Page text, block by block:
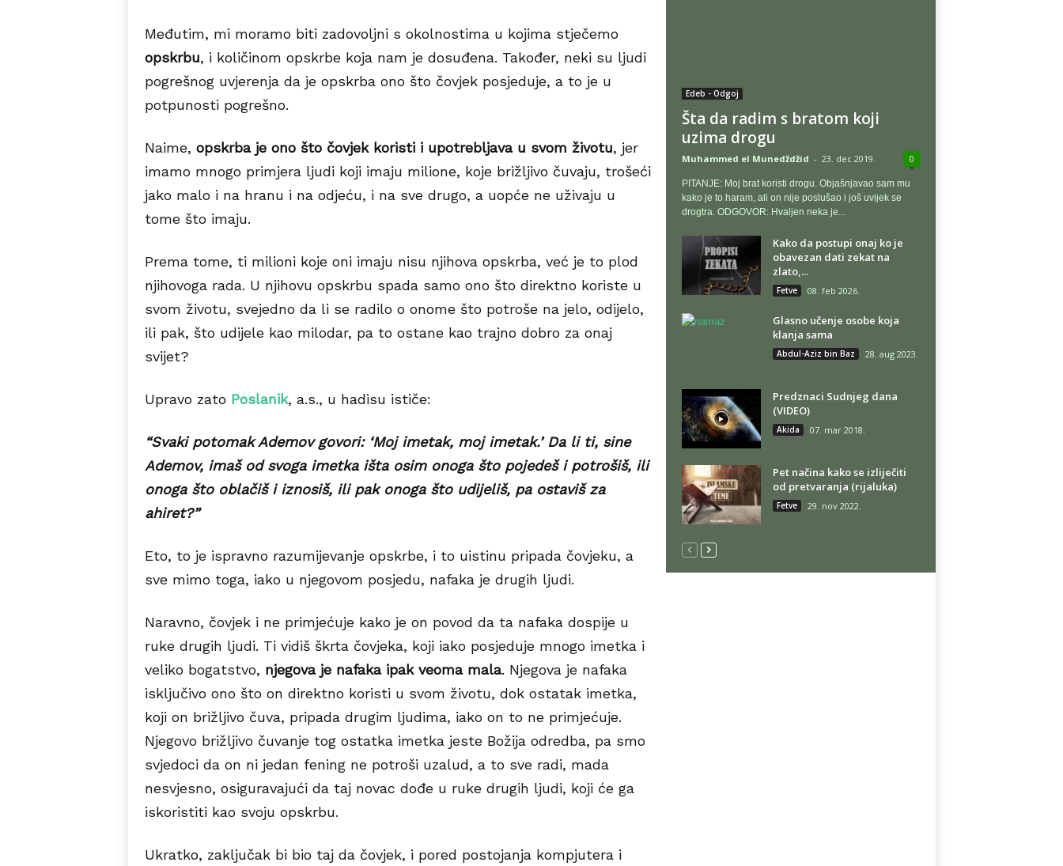
Međutim, mi moramo biti zadovoljni s okolnostima u kojima stječemo
opskrbu, i količinom opskrbe koja nam je dosuđena. Također, neki su ljudi
pogrešnog uvjerenja da je opskrba ono što čovjek posjeduje, a to je u
potpunosti pogrešno.
Naime, opskrba je ono što čovjek koristi i upotrebljava u svom životu, jer
imamo mnogo primjera ljudi koji imaju milione, koje brižljivo čuvaju, trošeći
jako malo i na hranu i na odjeću, i na sve drugo, a uopće ne uživaju u
tome što imaju.
Prema tome, ti milioni koje oni imaju nisu njihova opskrba, već je to plod
njihovoga rada. U njihovu opskrbu spada samo ono što direktno koriste u
svom životu, svejedno da li se radilo o onome što potroše na jelo, odijelo,
ili pak, što udijele kao milodar, pa to ostane kao trajno dobro za onaj
svijet?
Upravo zato Poslanik, a.s., u hadisu ističe:
“Svaki potomak Ademov govori: ‘Moj imetak, moj imetak.’ Da li ti, sine
Ademov, imaš od svoga imetka išta osim onoga što pojedeš i potrošiš, ili
onoga što oblačiš i iznosiš, ili pak onoga što udijeliš, pa ostaviš za
ahiret?”
Eto, to je ispravno razumijevanje opskrbe, i to uistinu pripada čovjeku, a
sve mimo toga, iako u njegovom posjedu, nafaka je drugih ljudi.
Naravno, čovjek i ne primjećuje kako je on povod da ta nafaka dospije u
ruke drugih ljudi. Ti vidiš škrta čovjeka, koji iako posjeduje mnogo imetka i
veliko bogatstvo, njegova je nafaka ipak veoma mala. Njegova je nafaka
isključivo ono što on direktno koristi u svom životu, dok ostatak imetka,
koji on brižljivo čuva, pripada drugim ljudima, iako on to ne primjećuje.
Njegovo brižljivo čuvanje tog ostatka imetka jeste Božija odredba, pa smo
svjedoci da on ni jedan fening ne potroši uzalud, a to sve radi, mada
nesvjesno, osiguravajući da taj novac dođe u ruke drugih ljudi, koji će ga
iskoristiti kao svoju opskrbu.
Ukratko, zaključak bi bio taj da čovjek, i pored postojanja kompjutera i
Edeb - Odgoj
Šta da radim s bratom koji
uzima drogu
Muhammed el Munedždžid - 23. dec 2019. 0
PITANJE: Moj brat koristi drogu. Objašnjavao sam mu
kako je to haram, ali on nije poslušao i još uvijek se
drogtra. ODGOVOR: Hvaljen neka je...
Kako da postupi onaj ko je
obavezan dati zekat na
zlato,...
Fetve 08. feb 2026.
Glasno učenje osobe koja
klanja sama
Abdul-Aziz bin Baz 28. aug 2023.
Predznaci Sudnjeg dana
(VIDEO)
Akida 07. mar 2018.
Pet načina kako se izliječiti
od pretvaranja (rijaluka)
Fetve 29. nov 2022.